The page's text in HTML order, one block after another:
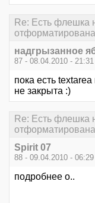
Re: Есть флешка
надгрызанное
87 - 08.04.2010 - 21:31
пока есть
не закрыта :)
Re: Есть флешка
Spirit 07
88 - 09.04.2010 - 06:29
подробнее о..